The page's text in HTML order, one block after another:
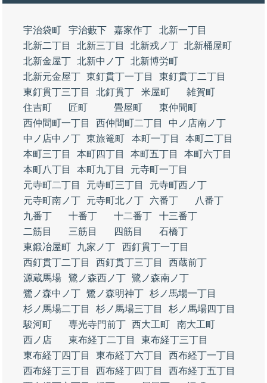
宇治袋町 宇治藪下 嘉家作丁
北新一丁目
北新二丁目
北新三丁目 北新戎ノ丁 北新桶屋町
北新金屋丁 北新中ノ丁 北新博労町
北新元金屋丁 東釘貫丁一丁目
東釘貫丁二丁目
東釘貫丁三丁目
北釘貫丁 米屋町
雑賀町
住吉町
匠町 畳屋町
東仲間町
西仲間町一丁目
西仲間町二丁目
中ノ店南ノ丁
中ノ店中ノ丁 東旅篭町 本町一丁目
本町二丁目
本町三丁目
本町四丁目 本町五丁目
本町六丁目
本町八丁目
本町九丁目
元寺町一丁目
元寺町二丁目
元寺町三丁目
元寺町西ノ丁
元寺町南ノ丁
元寺町北ノ丁 六番丁
八番丁
九番丁
十番丁 十二番丁
十三番丁
二筋目
三筋目 四筋目
石橋丁
東鍛冶屋町
九家ノ丁
西釘貫丁一丁目
西釘貫丁二丁目
西釘貫丁三丁目
西蔵前丁
源蔵馬場
鷺ノ森西ノ丁 鷺ノ森南ノ丁
鷺ノ森中ノ丁 鷺ノ森明神丁 杉ノ馬場一丁目
杉ノ馬場二丁目
杉ノ馬場三丁目
杉ノ馬場四丁目
駿河町
専光寺門前丁 西大工町
南大工町
西ノ店
東布経丁二丁目
東布経丁三丁目
東布経丁四丁目
東布経丁六丁目
西布経丁一丁目
西布経丁三丁目
西布経丁四丁目
西布経丁五丁目